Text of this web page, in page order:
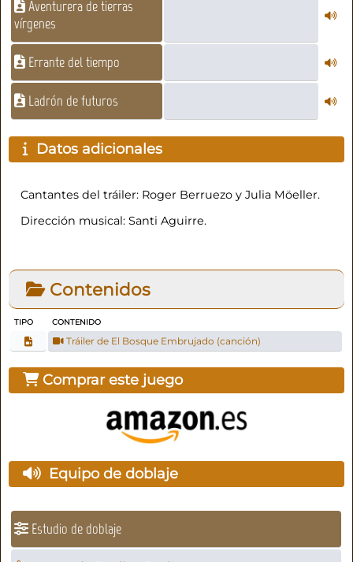
Aventurera de tierras
vírgenes
Errante del tiempo
Ladrón de futuros
Datos adicionales
Cantantes del tráiler: Roger Berruezo y Julia Möeller.
Dirección musical: Santi Aguirre.
Contenidos
TIPO CONTENIDO
Tráiler de El Bosque Embrujado (canción)
Comprar este juego
Equipo de doblaje
Estudio de doblaje